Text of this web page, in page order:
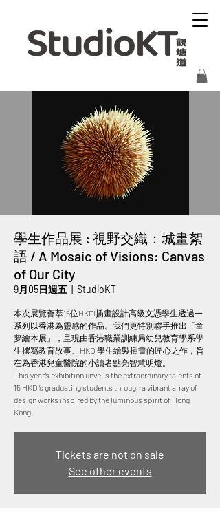
學生作品展 : 視野交織：城畫絮
語 / A Mosaic of Visions: Canvas
of Our City
9月05日週五 StudioKT
本次展覽薈萃15位HKDI插畫設計高級文憑學生透過一
系列以香港為靈感的作品。我們更特別聯手推出「童
夢繪本展」，呈現由香港職業訓練局幼兒教育學系學
生撰寫教育故事、HKDI學生繪製插畫的匠心之作，旨
在為香港兒童醫院的小讀者點亮智慧明燈。
This year’s exhibition unveils the extraordinary talents of
15 HKDI’s graduating students through a vibrant array of
design works inspired by the luminous spirit of Hong
Kong.
Tickets are not on sale
See other events